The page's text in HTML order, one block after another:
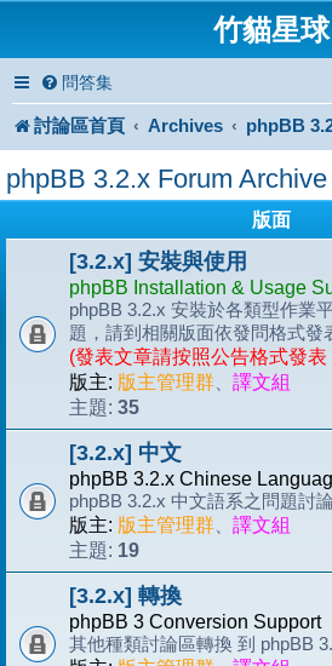
竹貓星球
問答集
討論區首頁 Archives phpBB
phpBB 3.2.x Forum Archive
版面
[3.2.x] 安裝與使用
phpBB Installation & Usage
phpBB 3.2.x 安裝於各類型作業
題，請到相關版面依發問格式發
(發表文章請按照公告格式發
版主: 版主管理群
譯文組
主題: 35
[3.2.x] 中文
phpBB 3.2.x Chinese
phpBB 3.2.x 中文語系之問題討論
版主: 版主管理群
譯文組
主題: 19
[3.2.x] 轉換
phpBB 3 Conversion Support
其他種類討論區轉換 到 phpBB